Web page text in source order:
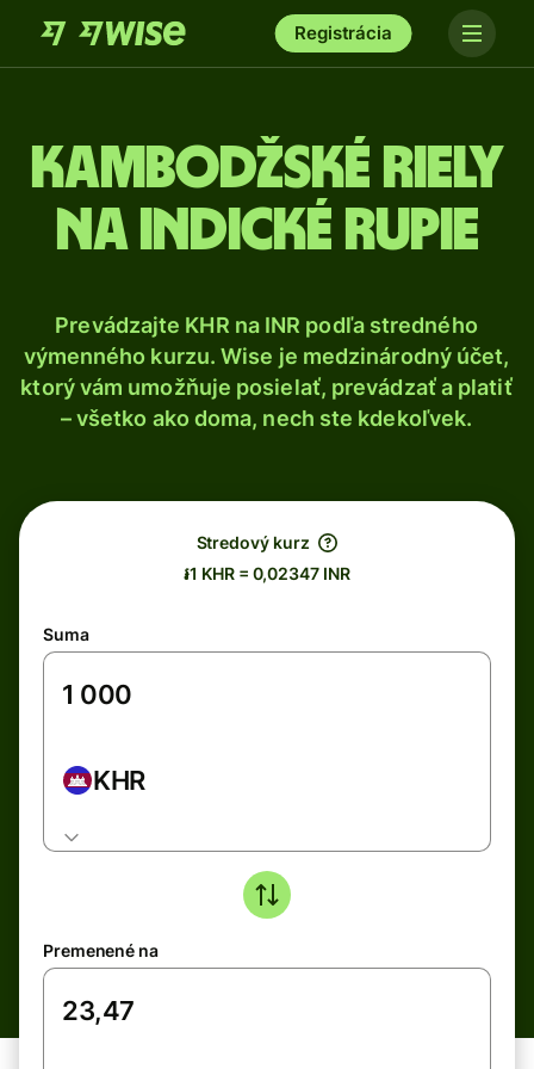
Registrácia
Kambodžské riely
na indické rupie
Prevádzajte KHR na INR podľa stredného
výmenného kurzu. Wise je medzinárodný účet,
ktorý vám umožňuje posielať, prevádzať a platiť
– všetko ako doma, nech ste kdekoľvek.
Stredový kurz
៛1 KHR = 0,02347 INR
Suma
KHR
Premenené na